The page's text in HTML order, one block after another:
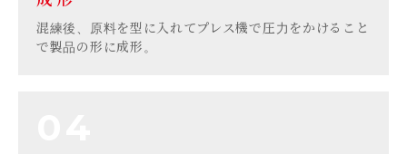
混練後、原料を型に入れてプレス機で圧力をかけること
で製品の形に成形。